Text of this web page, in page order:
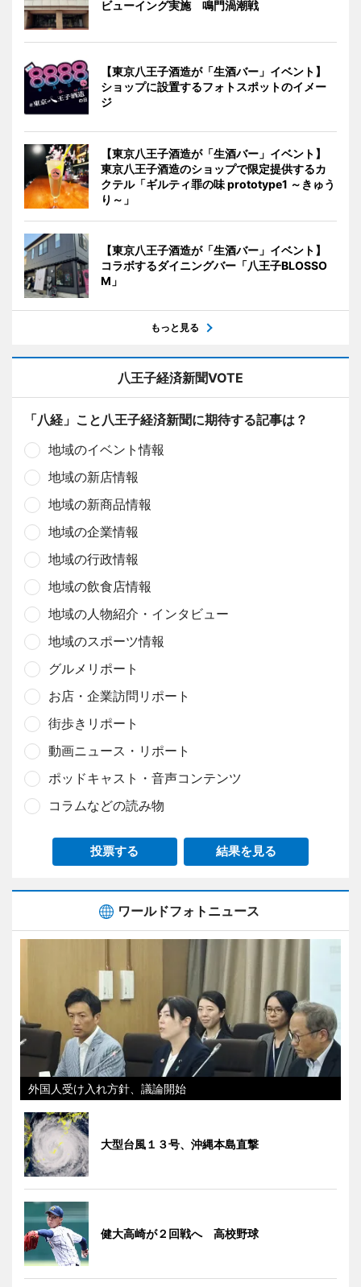
ビューイング実施 鳴門渦潮戦
【東京八王子酒造が「生酒バー」イベント】
ショップに設置するフォトスポットのイメー
ジ
【東京八王子酒造が「生酒バー」イベント】
東京八王子酒造のショップで限定提供するカ
クテル「ギルティ罪の味 prototype1 ～きゅう
り～」
【東京八王子酒造が「生酒バー」イベント】
コラボするダイニングバー「八王子BLOSSO
M」
もっと見る
八王子経済新聞VOTE
「八経」こと八王子経済新聞に期待する記事は？
地域のイベント情報
地域の新店情報
地域の新商品情報
地域の企業情報
地域の行政情報
地域の飲食店情報
地域の人物紹介・インタビュー
地域のスポーツ情報
グルメリポート
お店・企業訪問リポート
街歩きリポート
動画ニュース・リポート
ポッドキャスト・音声コンテンツ
コラムなどの読み物
投票する 結果を見る
ワールドフォトニュース
外国人受け入れ方針、議論開始
大型台風１３号、沖縄本島直撃
健大高崎が２回戦へ 高校野球